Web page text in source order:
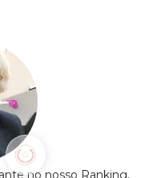
no nosso Ranking,